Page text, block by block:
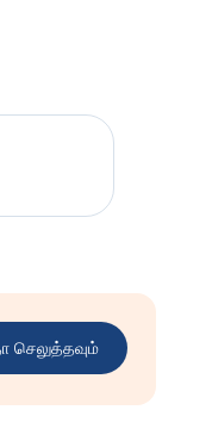
செலுத்தவும்